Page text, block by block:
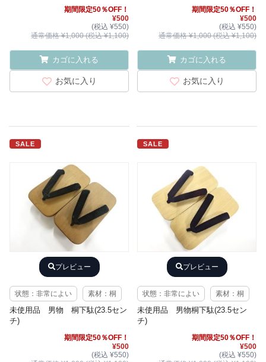
期間限定50％OFF！
¥500
(税込 ¥550)
通常価格 ¥1,000 (税込 ¥1,100)
カゴに入れる
お気に入り
期間限定50％OFF！
¥500
(税込 ¥550)
通常価格 ¥1,000 (税込 ¥1,100)
カゴに入れる
お気に入り
SALE
プレビュー
状態：非常によい 素材：桐
未使用品 男物 桐下駄(23.5セン
チ)
期間限定50％OFF！
¥500
(税込 ¥550)
SALE
プレビュー
状態：非常によい 素材：桐
未使用品 男物桐下駄(23.5セン
チ)
期間限定50％OFF！
¥500
(税込 ¥550)